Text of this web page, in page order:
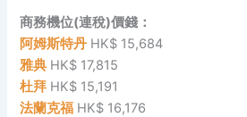
商務機位(連稅)價錢：
阿姆斯特丹 HK$ 15,684
雅典 HK$ 17,815
杜拜 HK$ 15,191
法蘭克福 HK$ 16,176